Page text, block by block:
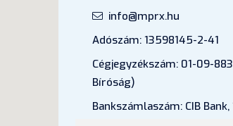
info@mprx.hu
Adószám: 13598145-2-41
Cégjegyzékszám: 01-09-
Bíróság)
Bankszámlaszám: CIB